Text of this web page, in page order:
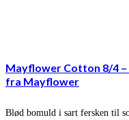
Mayflower Cotton 8/4 –
fra Mayflower
Blød bomuld i sart fersken til